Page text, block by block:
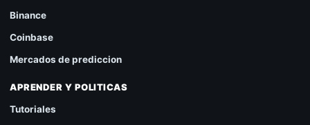
Binance
Coinbase
Mercados de prediccion
APRENDER Y POLITICAS
Tutoriales